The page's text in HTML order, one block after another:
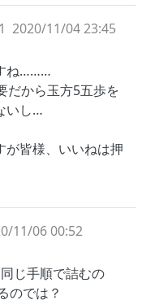
2020/11/04 23:45
ね………
から玉方5五歩を
いし…
が皆様、いいねは押
11/06 00:52
じ手順で詰むの
のでは？